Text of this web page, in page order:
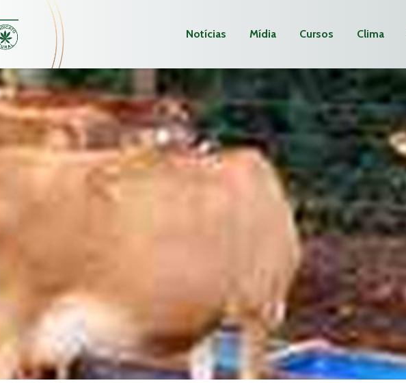
Notícias Mídia Cursos Clima